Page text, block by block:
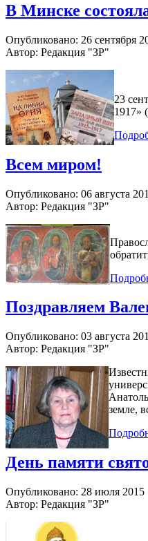
В Минске
Опубликовано: 26 сентября
Автор: Редакция "ЗР"
23
1917»
Всем миром!
Опубликовано: 06 августа
Автор: Редакция "ЗР"
Поздравляем
Опубликовано: 03 августа
Автор: Редакция "ЗР"
земле,
День памяти
Опубликовано: 28 июля 2015
Автор: Редакция "ЗР"